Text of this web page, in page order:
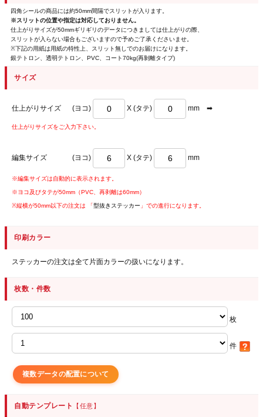
四角シールの商品には約50mm間隔でスリットが入ります。
※スリットの位置や指定は対応しておりません。
仕上がりサイズが50mmギリギリのデータにつきましては仕上がりの際、
スリットが入らない場合もございますので予めご了承くださいませ。
※下記の用紙は用紙の特性上、スリット無しでのお届けになります。
銀テトロン、透明テトロン、PVC、コート70kg(再剝離タイプ)
サイズ
仕上がりサイズ (ヨコ) X (タテ) mm ➡
仕上がりサイズをご入力下さい。
編集サイズ (ヨコ) X (タテ) mm
※編集サイズは自動的に表示されます。
※ヨコ及びタテが50mm（PVC、再剥離は60mm）
※縦横が50mm以下の注文は 「型抜きステッカー 」での進行になります。
印刷カラー
ステッカーの注文は全て片面カラーの扱いになります。
枚数・件数
枚
件
複数データの配置について
自動テンプレート 【任意】